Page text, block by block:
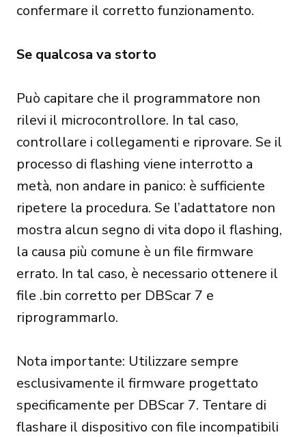
confermare il corretto funzionamento.
Se qualcosa va storto
Può capitare che il programmatore non
rilevi il microcontrollore. In tal caso,
controllare i collegamenti e riprovare. Se il
processo di flashing viene interrotto a
metà, non andare in panico: è sufficiente
ripetere la procedura. Se l’adattatore non
mostra alcun segno di vita dopo il flashing,
la causa più comune è un file firmware
errato. In tal caso, è necessario ottenere il
file .bin corretto per DBScar 7 e
riprogrammarlo.
Nota importante: Utilizzare sempre
esclusivamente il firmware progettato
specificamente per DBScar 7. Tentare di
flashare il dispositivo con file incompatibili